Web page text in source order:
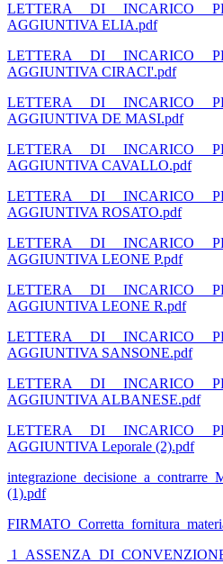
LETTERA DI INCARICO
AGGIUNTIVA ELIA.pdf
LETTERA DI INCARICO
AGGIUNTIVA CIRACI'.pdf
LETTERA DI INCARICO
AGGIUNTIVA DE MASI.pdf
LETTERA DI INCARICO
AGGIUNTIVA CAVALLO.pdf
LETTERA DI INCARICO
AGGIUNTIVA ROSATO.pdf
LETTERA DI INCARICO
AGGIUNTIVA LEONE P.pdf
LETTERA DI INCARICO
AGGIUNTIVA LEONE R.pdf
LETTERA DI INCARICO
AGGIUNTIVA SANSONE.pdf
LETTERA DI INCARICO
AGGIUNTIVA ALBANESE.pdf
LETTERA DI INCARICO
AGGIUNTIVA Leporale (2).pdf
(1).pdf